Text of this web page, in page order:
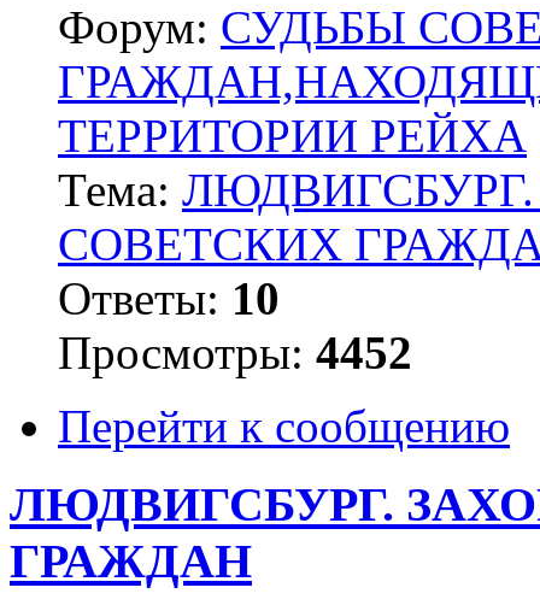
Форум: СУДЬБЫ
ТЕРРИТОРИИ РЕЙХА
Тема:
СОВЕТСКИХ
Ответы: 10
Просмотры: 4452
Перейти к сообщению
ЛЮДВИГСБУРГ.
ГРАЖДАН